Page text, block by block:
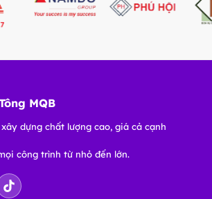
MQB
dựng chất lượng cao, giá cả cạnh
công trình từ nhỏ đến lớn.